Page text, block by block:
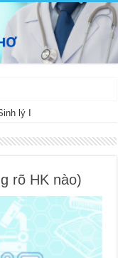
lý I
rõ HK nào)